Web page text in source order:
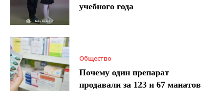
учебного года
Общество
Почему один препарат
продавали за 123 и 67 манатов